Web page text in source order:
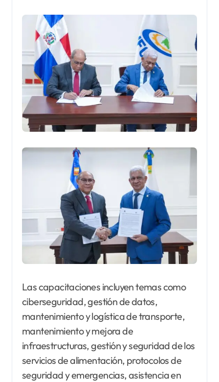
Las capacitaciones incluyen temas como
ciberseguridad, gestión de datos,
mantenimiento y logística de transporte,
mantenimiento y mejora de
infraestructuras, gestión y seguridad de los
servicios de alimentación, protocolos de
seguridad y emergencias, asistencia en